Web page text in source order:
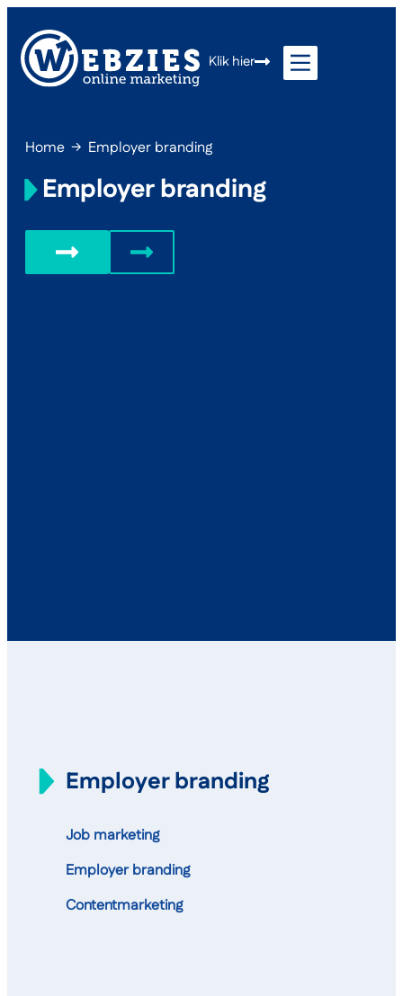
Klik hier
Home → Employer branding
Employer branding
Employer branding
Job marketing
Employer branding
Contentmarketing